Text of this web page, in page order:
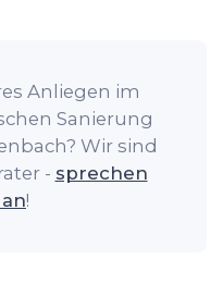
Anliegen im
Sanierung
Wir sind
- sprechen
!